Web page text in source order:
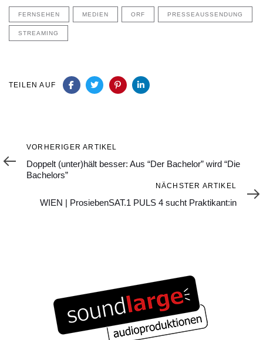
FERNSEHEN MEDIEN ORF PRESSEAUSSENDUNG
STREAMING
TEILEN AUF
Vorheriger
Artikel
VORHERIGER ARTIKEL
Doppelt (unter)hält besser: Aus “Der Bachelor” wird “Die
Bachelors”
Artikel
NÄCHSTER ARTIKEL
WIEN | ProsiebenSAT.1 PULS 4 sucht Praktikant:in